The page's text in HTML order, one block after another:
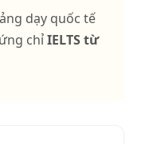
dạy quốc tế
chỉIELTS từ